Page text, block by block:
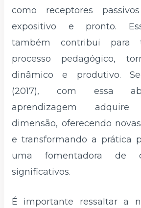
como receptores
expositivo e pronto.
também contribui para
processo pedagógico,
dinâmico e produtivo.
(2017), com essa
aprendizagem
dimensão, oferecendo
e transformando a prática
uma fomentadora de
significativos.
É importante ressaltar a